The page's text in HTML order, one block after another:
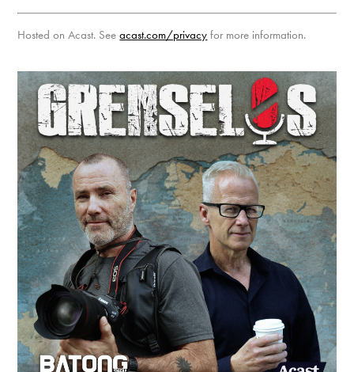
Hosted on Acast. Seeacast.com/privacy for more information.